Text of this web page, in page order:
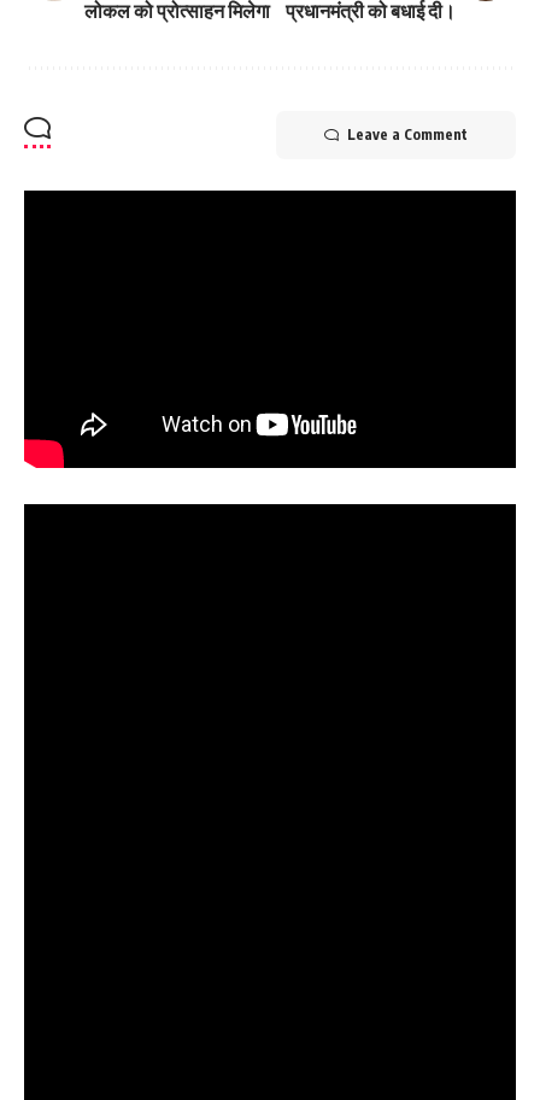
लोकल को प्रोत्साहन मिलेगा प्रधानमंत्री को बधाई दी।
Leave a Comment